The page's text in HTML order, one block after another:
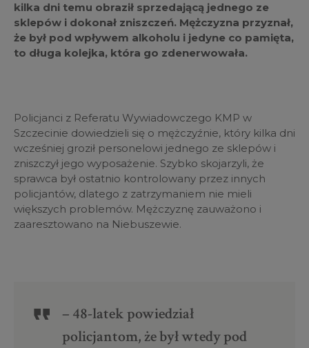
kilka dni temu obraził sprzedającą jednego ze
sklepów i dokonał zniszczeń. Mężczyzna przyznał,
że był pod wpływem alkoholu i jedyne co pamięta,
to długa kolejka, która go zdenerwowała.
Policjanci z Referatu Wywiadowczego KMP w
Szczecinie dowiedzieli się o mężczyźnie, który kilka dni
wcześniej groził personelowi jednego ze sklepów i
zniszczył jego wyposażenie. Szybko skojarzyli, że
sprawca był ostatnio kontrolowany przez innych
policjantów, dlatego z zatrzymaniem nie mieli
większych problemów. Mężczyznę zauważono i
zaaresztowano na Niebuszewie.
– 48-latek powiedział
policjantom, że był wtedy pod